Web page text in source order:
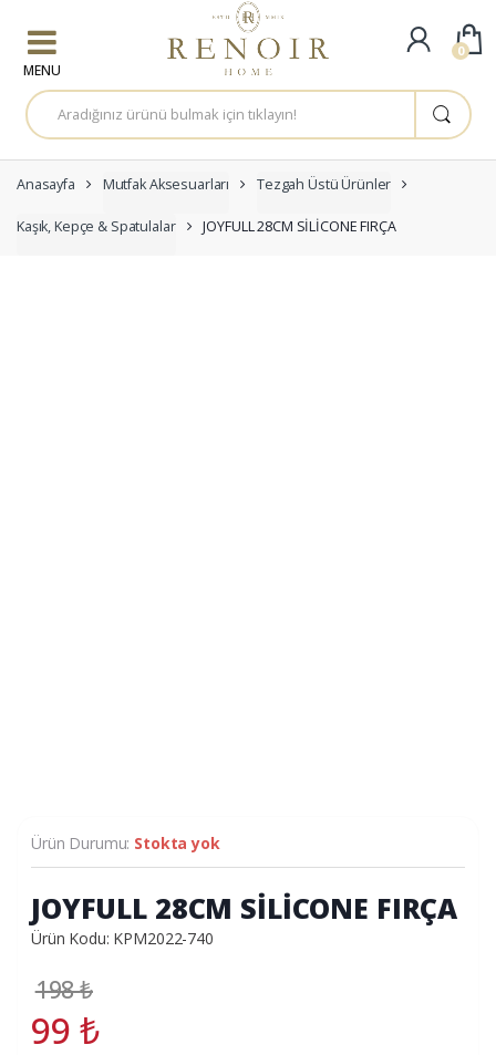
A
r
a
a
:
Anasayfa Mutfak Aksesuarları Tezgah Üstü Ürünler
Kaşık, Kepçe & Spatulalar JOYFULL 28CM SİLİCONE FIRÇA
Ürün Durumu: Stokta yok
JOYFULL 28CM SİLİCONE FIRÇA
Ürün Kodu: KPM2022-740
198₺
99 ₺
0